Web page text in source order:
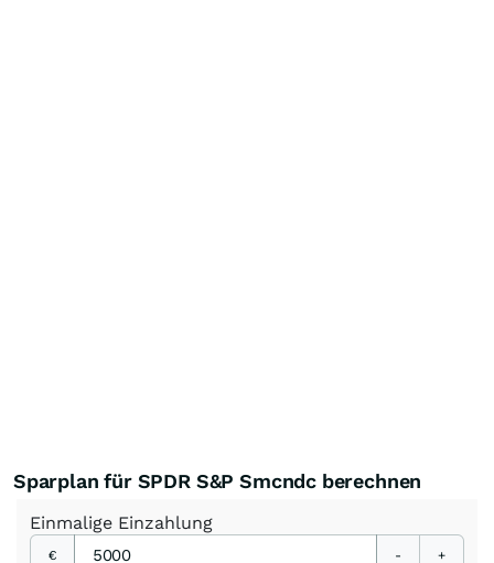
Sparplan für SPDR S&P Smcndc berechnen
Einmalige Einzahlung
€ - +